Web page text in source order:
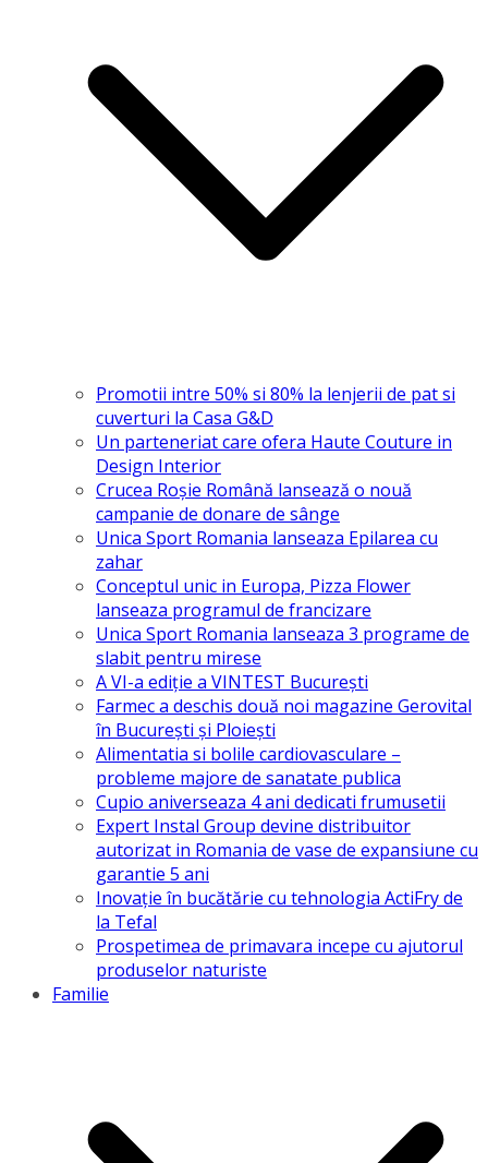
Promotii intre 50% si 80% la lenjerii de pat si
cuverturi la Casa G&D
Un parteneriat care ofera Haute Couture in
Design Interior
Crucea Roșie Română lansează o nouă
campanie de donare de sânge
Unica Sport Romania lanseaza Epilarea cu
zahar
Conceptul unic in Europa, Pizza Flower
lanseaza programul de francizare
Unica Sport Romania lanseaza 3 programe de
slabit pentru mirese
A VI-a ediție a VINTEST București
Farmec a deschis două noi magazine Gerovital
în Bucureşti şi Ploieşti
Alimentatia si bolile cardiovasculare –
probleme majore de sanatate publica
Cupio aniverseaza 4 ani dedicati frumusetii
Expert Instal Group devine distribuitor
autorizat in Romania de vase de expansiune cu
garantie 5 ani
Inovație în bucătărie cu tehnologia ActiFry de
la Tefal
Prospetimea de primavara incepe cu ajutorul
produselor naturiste
Familie